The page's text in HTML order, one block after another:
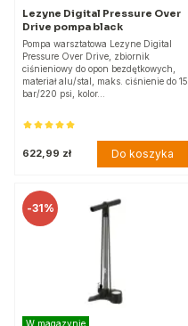
Lezyne Digital Pressure Over
Drive pompa black
Pompa warsztatowa Lezyne Digital
Pressure Over Drive, zbiornik
ciśnieniowy do opon bezdętkowych,
materiał alu/stal, maks. ciśnienie do 15
bar/220 psi, kolor…
622,99 zł Do koszyka
-31%
W magazynie